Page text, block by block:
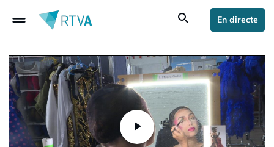
drag_handle search En directe